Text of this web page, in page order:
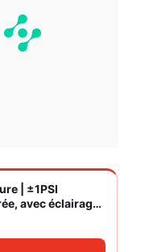
| ±1PSI
avec éclairage,